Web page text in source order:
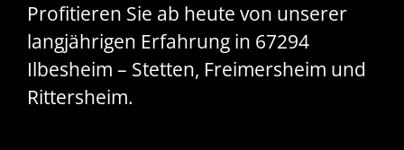
Profitieren Sie ab heute von unserer
langjährigen Erfahrung in 67294
Ilbesheim – Stetten, Freimersheim und
Rittersheim.